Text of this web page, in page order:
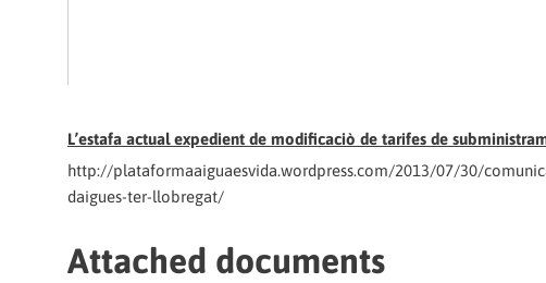
L’estafa actual expedient de modificaciò de tarifes de
http://plataformaaiguaesvida.wordpress.com/2013/07/30/
daigues-ter-llobregat/
Attached documents